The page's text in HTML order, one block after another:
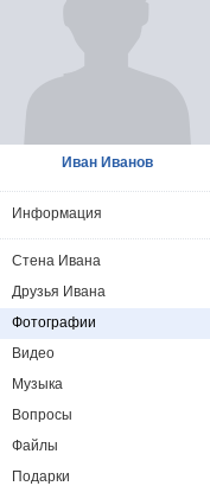
Иван Иванов
Информация
Стена Ивана
Друзья Ивана
Фотографии
Видео
Музыка
Вопросы
Файлы
Подарки